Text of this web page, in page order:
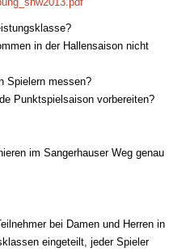
in der Hallensaison nicht
Spielern messen?
Punktspielsaison vorbereiten?
im Sangerhauser Weg genau
bei Damen und Herren in
eingeteilt, jeder Spieler